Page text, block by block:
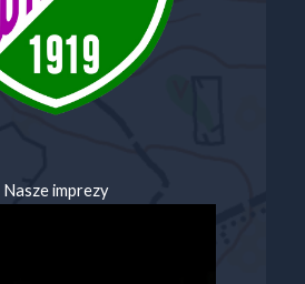
Nasze imprezy